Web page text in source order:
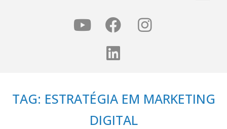
TAG: ESTRATÉGIA EM MARKETING
DIGITAL